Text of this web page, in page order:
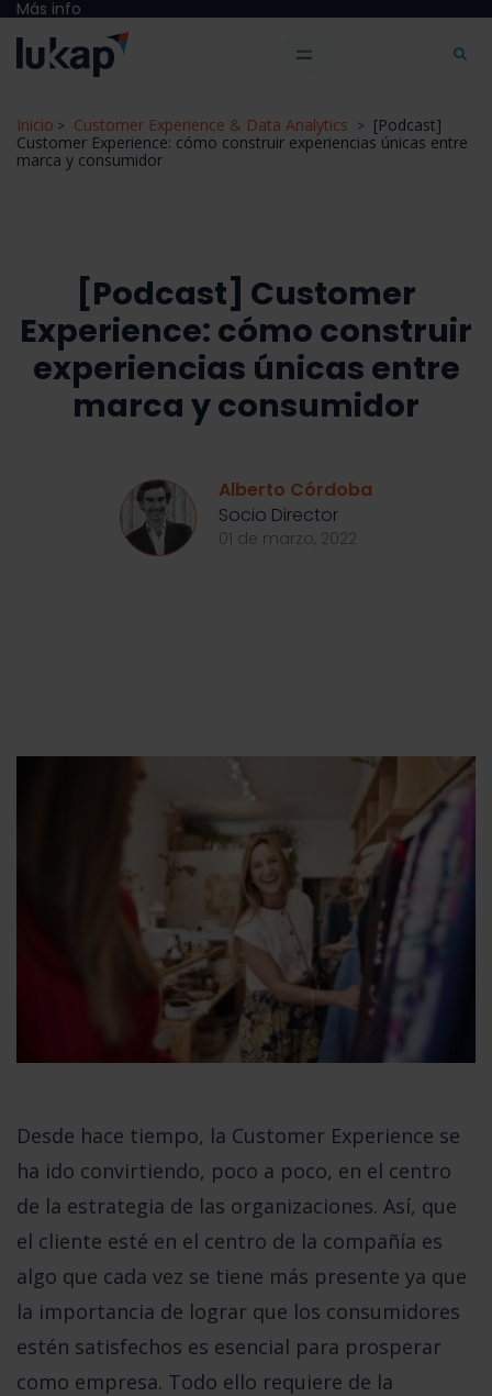
Más info
Inicio > Customer Experience & Data Analytics > [Podcast]
Customer Experience: cómo construir experiencias únicas entre
marca y consumidor
[Podcast] Customer
Experience: cómo construir
experiencias únicas entre
marca y consumidor
Alberto Córdoba
Socio Director
01 de marzo, 2022
Desde hace tiempo, la Customer Experience se
ha ido convirtiendo, poco a poco, en el centro
de la estrategia de las organizaciones. Así, que
el cliente esté en el centro de la compañía es
algo que cada vez se tiene más presente ya que
la importancia de lograr que los consumidores
estén satisfechos es esencial para prosperar
como empresa. Todo ello requiere de la